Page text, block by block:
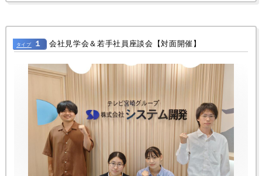
タイプ １ 会社見学会＆若手社員座談会【対面開催】